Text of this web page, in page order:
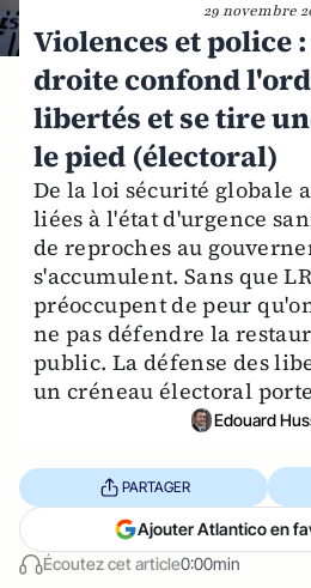
29 novembre
Violences et police
droite confond
libertés et se tire
le pied (électoral)
De la loi sécurité globale
liées à l'état d'urgence
de reproches au
s'accumulent. Sans que
préoccupent de peur
ne pas défendre la
public. La défense des
un créneau électoral
Edouard
Écoutez cet article0:00min
PARTAGER
Ajouter Atlantico en